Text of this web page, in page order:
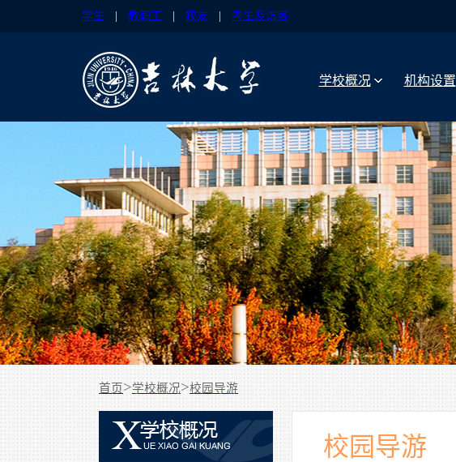
学生 教职工 校友 考生及访客
学校概况 机构设置
首页>学校概况>校园导游
校园导游